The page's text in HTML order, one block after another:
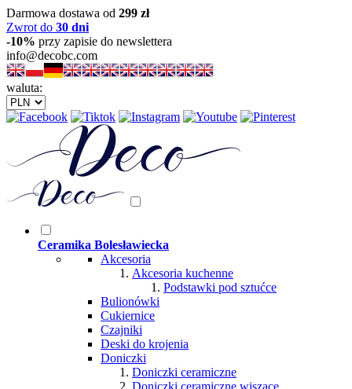
Darmowa dostawa od 299 zł
Zwrot do 30 dni
-10% przy zapisie do newslettera
info@decobc.com
waluta:
Ceramika Bolesławiecka
Akcesoria
Akcesoria kuchenne
Podstawki pod sztućce
Bulionówki
Cukiernice
Czajniki
Deski do krojenia
Doniczki
Doniczki ceramiczne
Doniczki ceramiczne wiszące